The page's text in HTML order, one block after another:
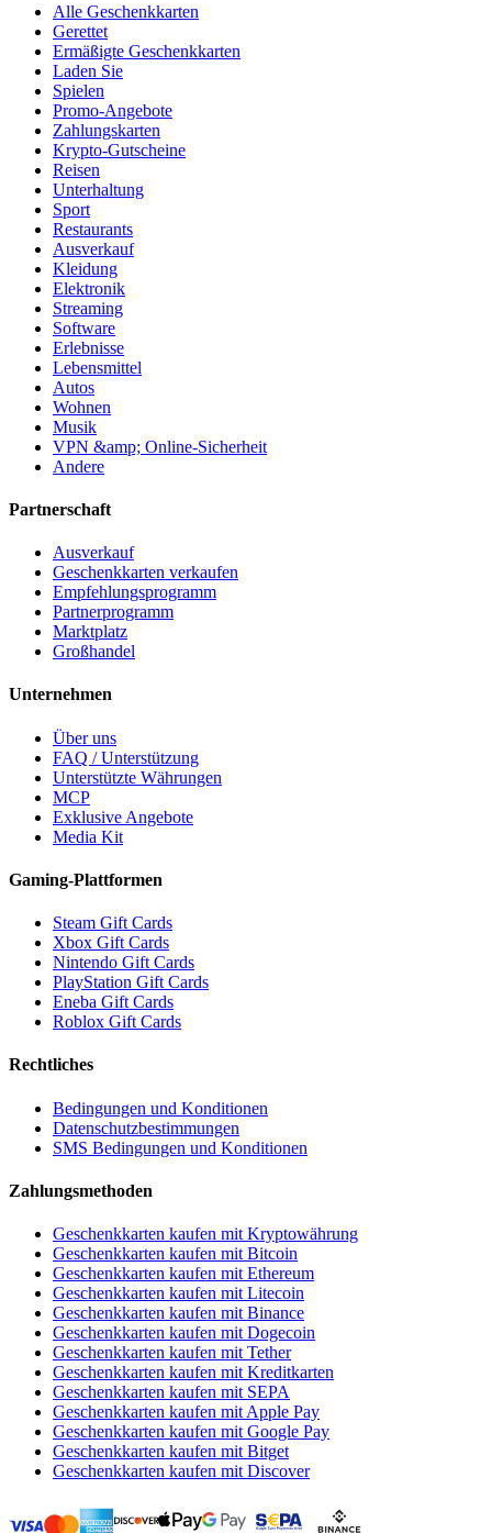
Alle Geschenkkarten
Gerettet
Ermäßigte Geschenkkarten
Laden Sie
Spielen
Promo-Angebote
Zahlungskarten
Krypto-Gutscheine
Reisen
Unterhaltung
Sport
Restaurants
Ausverkauf
Kleidung
Elektronik
Streaming
Software
Erlebnisse
Lebensmittel
Autos
Wohnen
Musik
VPN &amp; Online-Sicherheit
Andere
Partnerschaft
Ausverkauf
Geschenkkarten verkaufen
Empfehlungsprogramm
Partnerprogramm
Marktplatz
Großhandel
Unternehmen
Über uns
FAQ / Unterstützung
Unterstützte Währungen
MCP
Exklusive Angebote
Media Kit
Gaming-Plattformen
Steam Gift Cards
Xbox Gift Cards
Nintendo Gift Cards
PlayStation Gift Cards
Eneba Gift Cards
Roblox Gift Cards
Rechtliches
Bedingungen und Konditionen
Datenschutzbestimmungen
SMS Bedingungen und Konditionen
Zahlungsmethoden
Geschenkkarten kaufen mit Kryptowährung
Geschenkkarten kaufen mit Bitcoin
Geschenkkarten kaufen mit Ethereum
Geschenkkarten kaufen mit Litecoin
Geschenkkarten kaufen mit Binance
Geschenkkarten kaufen mit Dogecoin
Geschenkkarten kaufen mit Tether
Geschenkkarten kaufen mit Kreditkarten
Geschenkkarten kaufen mit SEPA
Geschenkkarten kaufen mit Apple Pay
Geschenkkarten kaufen mit Google Pay
Geschenkkarten kaufen mit Bitget
Geschenkkarten kaufen mit Discover